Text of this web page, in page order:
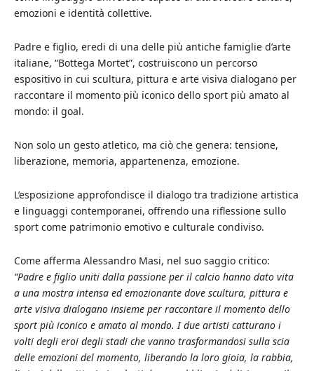
emozioni e identità collettive.
Padre e figlio, eredi di una delle più antiche famiglie d’arte
italiane, “Bottega Mortet”, costruiscono un percorso
espositivo in cui scultura, pittura e arte visiva dialogano per
raccontare il momento più iconico dello sport più amato al
mondo: il goal.
Non solo un gesto atletico, ma ciò che genera: tensione,
liberazione, memoria, appartenenza, emozione.
L’esposizione approfondisce il dialogo tra tradizione artistica
e linguaggi contemporanei, offrendo una riflessione sullo
sport come patrimonio emotivo e culturale condiviso.
Come afferma Alessandro Masi, nel suo saggio critico:
“Padre e figlio uniti dalla passione per il calcio hanno dato vita
a una mostra intensa ed emozionante dove scultura, pittura e
arte visiva dialogano insieme per raccontare il momento dello
sport più iconico e amato al mondo. I due artisti catturano i
volti degli eroi degli stadi che vanno trasformandosi sulla scia
delle emozioni del momento, liberando la loro gioia, la rabbia,